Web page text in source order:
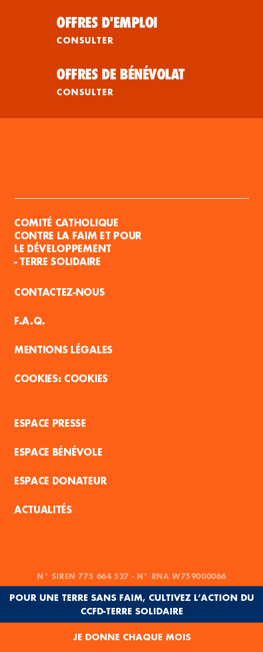
OFFRES D'EMPLOI
CONSULTER
OFFRES DE BÉNÉVOLAT
CONSULTER
COMITÉ CATHOLIQUE
CONTRE LA FAIM ET POUR
LE DÉVELOPPEMENT
- TERRE SOLIDAIRE
CONTACTEZ-NOUS
F.A.Q.
MENTIONS LÉGALES
COOKIES
ESPACE PRESSE
ESPACE BÉNÉVOLE
ESPACE DONATEUR
ACTUALITÉS
N° SIREN 775 664 527 - N° RNA W759000066
POUR UNE TERRE SANS FAIM, CULTIVEZ L’ACTION DU
CCFD-TERRE SOLIDAIRE
JE DONNE CHAQUE MOIS